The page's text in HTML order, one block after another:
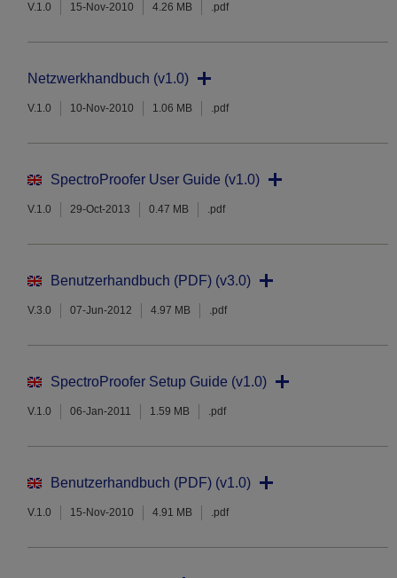
V.1.0 15-Nov-2010 4.26 MB .pdf
Netzwerkhandbuch (v1.0)
V.1.0 10-Nov-2010 1.06 MB .pdf
SpectroProofer User Guide (v1.0)
V.1.0 29-Oct-2013 0.47 MB .pdf
Benutzerhandbuch (PDF) (v3.0)
V.3.0 07-Jun-2012 4.97 MB .pdf
SpectroProofer Setup Guide (v1.0)
V.1.0 06-Jan-2011 1.59 MB .pdf
Benutzerhandbuch (PDF) (v1.0)
V.1.0 15-Nov-2010 4.91 MB .pdf